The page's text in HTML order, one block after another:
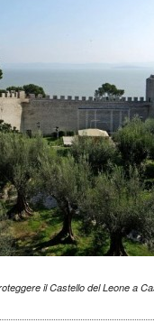
il Castello del Leone a